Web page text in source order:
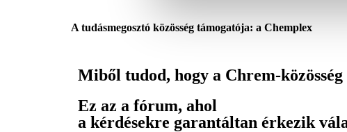
A tudásmegosztó közösség támogatója: a Chemplex
Miből tudod, hogy a Chrem-közösség
Ez az a fórum, ahol
a kérdésekre garantáltan érkezik